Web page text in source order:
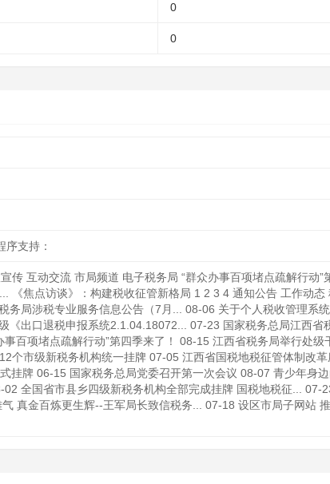
0
0
支持：
互动交流 市局频道 电子税务局 “群众办事百项堵点疏解行动”
《焦点访谈》：构建税收征管新格局 1 2 3 4 通知公告 工作动
务局涉税专业服务信息公告（7月... 08-06 关于个人税收管理系
《出口退税申报系统2.1.04.18072... 07-23 国家税务总局江西省
百项堵点疏解行动”第四季来了！ 08-15 江西省税务局举行处
个市级新税务机构统一挂牌 07-05 江西省国税地税征管体制改
挂牌 06-15 国家税务总局党委召开第一次会议 08-07 青少年身
全国省市县乡四级新税务机构全部完成挂牌 国税地税征... 07-
真金百炼更生辉--王军局长致信税务... 07-18 设区市局子网站